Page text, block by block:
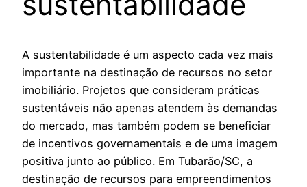
A sustentabilidade é um aspecto cada vez mais
importante na destinação de recursos no setor
imobiliário. Projetos que consideram práticas
sustentáveis não apenas atendem às demandas
do mercado, mas também podem se beneficiar
de incentivos governamentais e de uma imagem
positiva junto ao público. Em Tubarão/SC, a
destinação de recursos para empreendimentos